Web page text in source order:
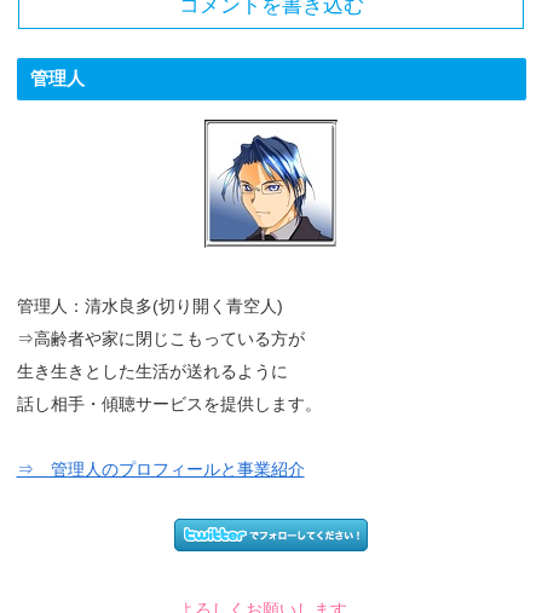
コメントを書き込む
管理人
管理人：清水良多(切り開く青空人)
⇒高齢者や家に閉じこもっている方が
生き生きとした生活が送れるように
話し相手・傾聴サービスを提供します。
⇒ 管理人のプロフィールと事業紹介